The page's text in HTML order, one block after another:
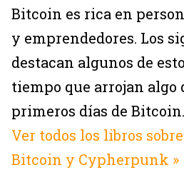
Bitcoin es rica en
y emprendedores. Los
destacan algunos de
tiempo que arrojan algo
primeros días de Bitcoin.
Ver todos los libros
Bitcoin y Cypherpunk »